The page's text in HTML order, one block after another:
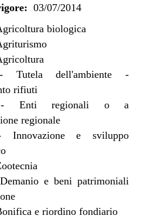
03/07/2014
biologica
Tutela dell'ambiente -
rifiuti
Enti regionali o a
regionale
Innovazione e sviluppo
Demanio e beni patrimoniali
e riordino fondiario